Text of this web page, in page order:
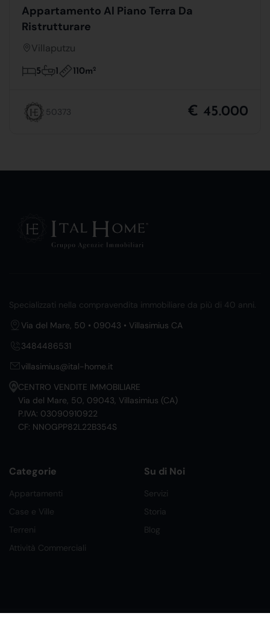
Appartamento Al Piano Terra Da
Ristrutturare
Villaputzu
5 1 110m2
50373 € 45.000
Specializzati nella compravendita immobiliare da più di 40 anni.
Via del Mare, 50 • 09043 • Villasimius CA
3484486531
villasimius@ital-home.it
CENTRO VENDITE IMMOBILIARE
Via del Mare, 50, 09043, Villasimius (CA)
P.IVA: 03090910922
CF: NNOGPP82L22B354S
Categorie
Appartamenti
Case e Ville
Terreni
Attività Commerciali
Su di Noi
Servizi
Storia
Blog